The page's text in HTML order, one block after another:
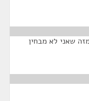
שאני לא מבחין